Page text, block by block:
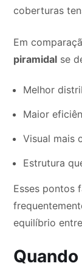
coberturas
Em
piramidal se
Melhor
Maior
Visual mais
Estrutura
Esses pontos
equilíbrio